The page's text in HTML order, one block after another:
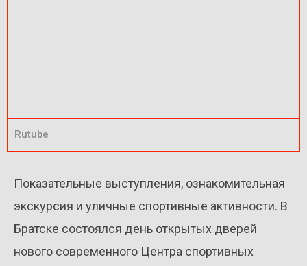
Rutube
Показательные выступления, ознакомительная
экскурсия и уличные спортивные активности. В
Братске состоялся день открытых дверей
нового современного Центра спортивных